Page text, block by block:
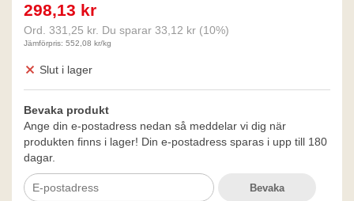
298,13 kr
Ord. 331,25 kr. Du sparar 33,12 kr (10%)
Jämförpris: 552,08 kr/kg
Slut i lager
Bevaka produkt
Ange din e-postadress nedan så meddelar vi dig när
produkten finns i lager! Din e-postadress sparas i upp till 180
dagar.
Bevaka